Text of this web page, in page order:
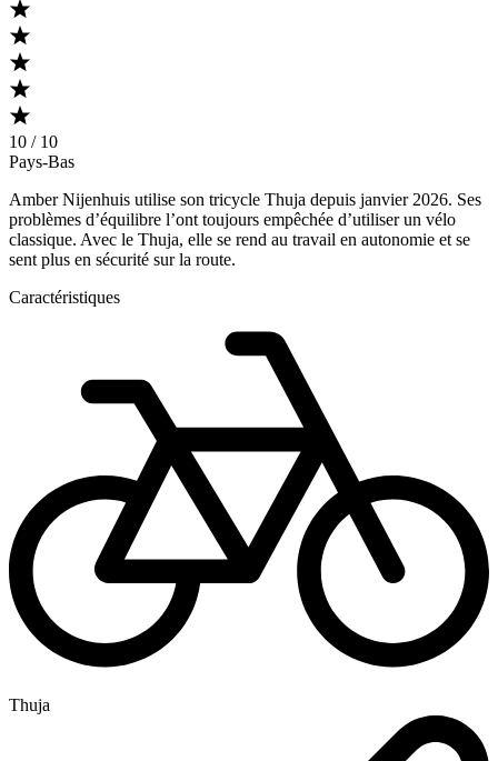
10 / 10
Pays-Bas
Amber Nijenhuis utilise son tricycle Thuja depuis janvier 2026. Ses
problèmes d’équilibre l’ont toujours empêchée d’utiliser un vélo
classique. Avec le Thuja, elle se rend au travail en autonomie et se
sent plus en sécurité sur la route.
Caractéristiques
Thuja